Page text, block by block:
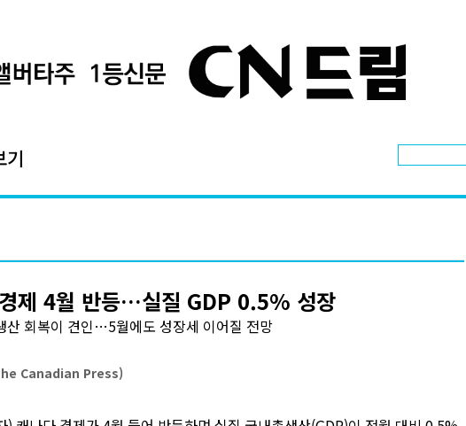
기
제 4월 반등…실질 GDP 0.5% 성장
산 회복이 견인…5월에도 성장세 이어질 전망
Canadian Press)